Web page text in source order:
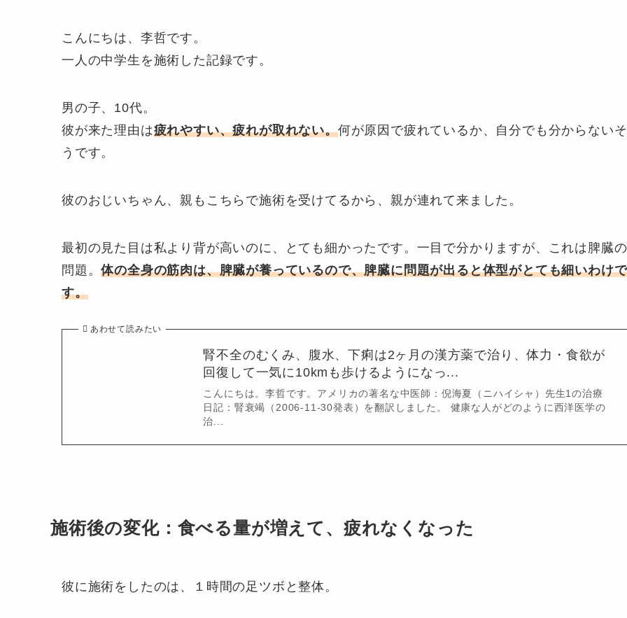
こんにちは、李哲です。
一人の中学生を施術した記録です。
男の子、10代。
彼が来た理由は疲れやすい、疲れが取れない。何が原因で疲れているか、自分でも分からないそ
うです。
彼のおじいちゃん、親もこちらで施術を受けてるから、親が連れて来ました。
最初の見た目は私より背が高いのに、とても細かったです。一目で分かりますが、これは脾臓の
問題。体の全身の筋肉は、脾臓が養っているので、脾臓に問題が出ると体型がとても細いわけで
す。
あわせて読みたい
腎不全のむくみ、腹水、下痢は2ヶ月の漢方薬で治り、体力・食欲が
回復して一気に10kmも歩けるようになっ...
こんにちは。李哲です。アメリカの著名な中医師：倪海夏（ニハイシャ）先生1の治療
日記：腎衰竭（2006-11-30発表）を翻訳しました。 健康な人がどのように西洋医学の
治...
施術後の変化：食べる量が増えて、疲れなくなった
彼に施術をしたのは、１時間の足ツボと整体。